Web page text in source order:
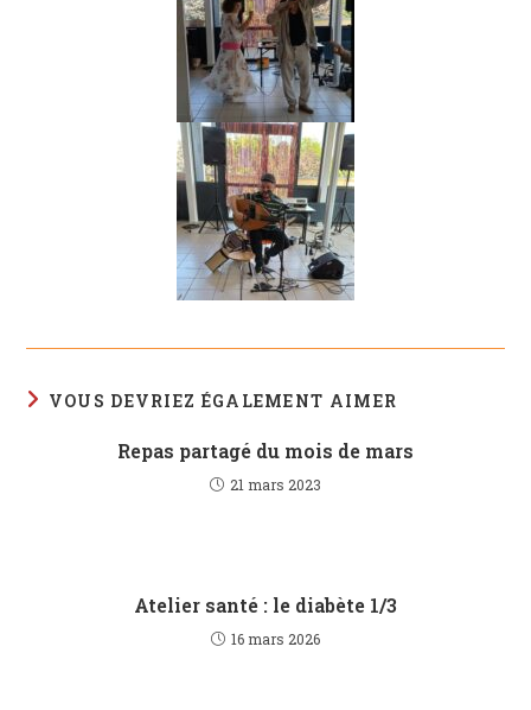
VOUS DEVRIEZ ÉGALEMENT AIMER
Repas partagé du mois de mars
21 mars 2023
Atelier santé : le diabète 1/3
16 mars 2026